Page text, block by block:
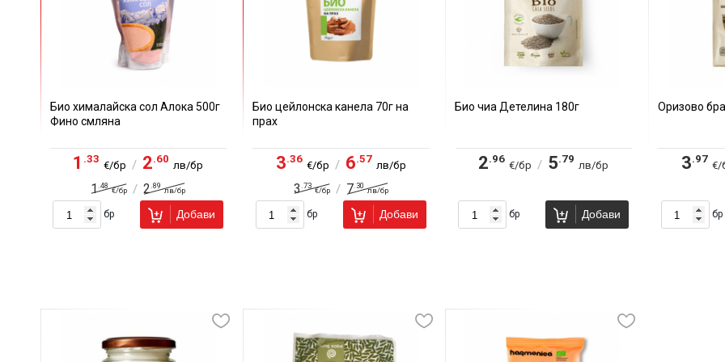
Био хималайска сол Алока 500г
Фино смляна
1 .33
€/бр / 2.60
лв/бр
1 .48
€/бр / 2 .89
лв/бр
бр Добави
Био цейлонска канела 70г на
прах
3.36
€/бр / 6.57
лв/бр
3 .73
€/бр / 7.30
лв/бр
бр Добави
Био чиа Детелина 180г
2.96
€/бр / 5.79
лв/бр
бр Добави
Оризово
3.97
€/
бр